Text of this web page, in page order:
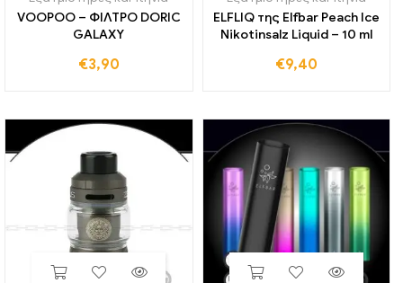
VOOPOO – ΦΙΛΤΡΟ DORIC
GALAXY
€3,90
ELFLIQ της Elfbar Peach Ice
Nikotinsalz Liquid – 10 ml
€9,40